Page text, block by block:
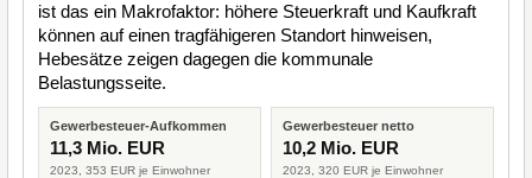
ist das ein Makrofaktor: höhere Steuerkraft und Kaufkraft
können auf einen tragfähigeren Standort hinweisen,
Hebesätze zeigen dagegen die kommunale
Belastungsseite.
Gewerbesteuer-Aufkommen
11,3 Mio. EUR
2023, 353 EUR je Einwohner
Gewerbesteuer netto
10,2 Mio. EUR
2023, 320 EUR je Einwohner